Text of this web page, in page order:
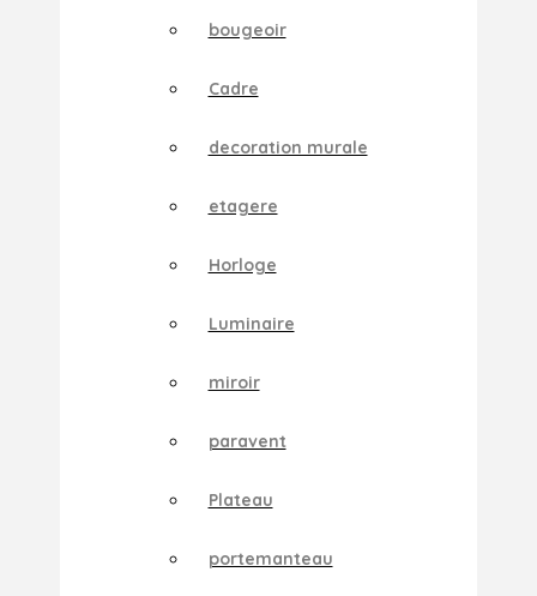
bougeoir
Cadre
decoration murale
etagere
Horloge
Luminaire
miroir
paravent
Plateau
portemanteau